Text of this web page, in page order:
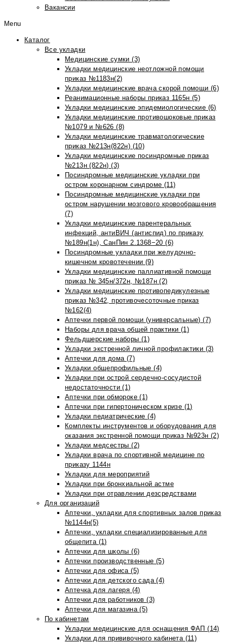
Вакансии
Menu
Каталог
Все укладки
Медицинские сумки (3)
Укладки медицинские неотложной помощи
приказ №1183н(2)
Укладки медицинские врача скорой помощи (6)
Реанимационные наборы приказ 1165н (5)
Укладки медицинские эпидемиологические (6)
Укладки медицинские противошоковые приказ
№1079 и №626 (8)
Укладки медицинские травматологические
приказ №213н(822н) (10)
Укладки медицинские посиндромные приказ
№213н (822н) (3)
Посиндромные медицинские укладки при
остром коронарном синдроме (11)
Посиндромные медицинские укладки при
остром нарушении мозгового кровообращения
(7)
Укладки медицинские парентеральных
инфекций, антиВИЧ (антиспид) по приказу
№189н(1н), СанПин 2.1368−20 (6)
Посиндромные укладки при желудочно-
кишечном кровотечении (9)
Укладки медицинские паллиативной помощи
приказ № 345н/372н, №187н (2)
Укладки медицинские противопедикулезные
приказ №342, противочесоточные приказ
№162(4)
Аптечки первой помощи (универсальные) (7)
Наборы для врача общей практики (1)
Фельдшерские наборы (1)
Укладки экстренной личной профилактики (3)
Аптечки для дома (7)
Укладки общепрофильные (4)
Укладки при острой сердечно-сосудистой
недостаточности (1)
Аптечки при обмороке (1)
Аптечки при гипертоническом кризе (1)
Укладки педиатрические (4)
Комплекты инструментов и оборудования для
оказания экстренной помощи приказ №923н (2)
Укладки медсестры (2)
Укладки врача по спортивной медицине по
приказу 1144н
Укладки для мероприятий
Укладки при бронхиальной астме
Укладки при отравлении дезсредствами
Для организаций
Аптечки, укладки для спортивных залов приказ
№1144н(5)
Аптечки, укладки специализированные для
общепита (1)
Аптечки для школы (6)
Аптечки производственные (5)
Аптечки для офиса (5)
Аптечки для детского сада (4)
Аптечка для лагеря (4)
Аптечки для работников (3)
Аптечки для магазина (5)
По кабинетам
Укладки медицинские для оснащения ФАП (14)
Укладки для прививочного кабинета (11)